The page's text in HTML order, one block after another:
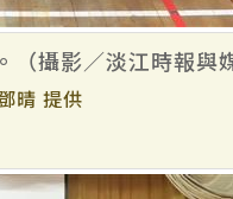
攝影／淡江時報與
晴 提供